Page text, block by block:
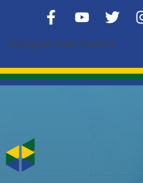
[instagram-feed feed=1]